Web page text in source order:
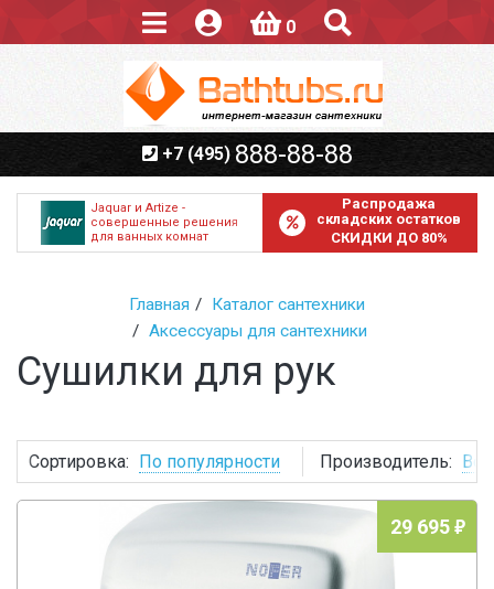
0
+7 (495) 888-88-88
Распродажа
складских остатков
СКИДКИ ДО 80%
Jaquar и Artize -
совершенные решения
для ванных комнат
Главная
Каталог сантехники
Аксессуары для сантехники
Сушилки для рук
Сортировка: По популярности Производитель: Все
29 695